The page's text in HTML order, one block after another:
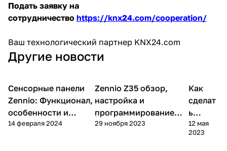
Подать заявку на
сотрудничество https://knx24.com/cooperation/
Ваш технологический партнер KNX24.com
Другие новости
Видеообзоры
Сенсорные панели
Zennio: Функционал,
особенности и
возможности
14 февраля 2024
Видеообзоры
Zennio Z35 обзор,
настройка и
программирование
панели для умного
29 ноября 2023
База
знаний
Как
сделат
ь
умный
дом?
12 мая
2023